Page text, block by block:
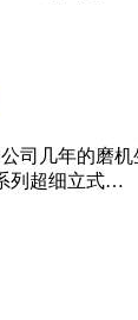
司几年的磨
列超细立式…